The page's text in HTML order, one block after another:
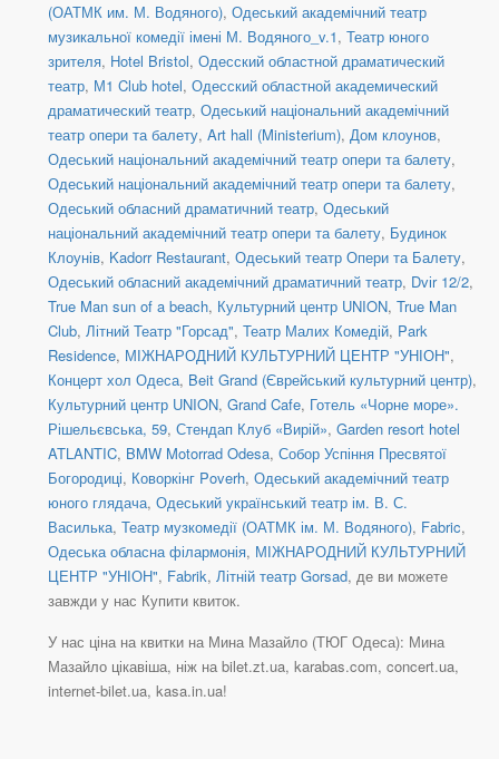
(ОАТМК им. М. Водяного), Одеський академічний театр
музикальної комедії імені М. Водяного_v.1, Театр юного
зрителя, Hotel Bristol, Одесский областной драматический
театр, М1 Club hotel, Одесский областной академический
драматический театр, Одеський національний академічний
театр опери та балету, Art hall (Ministerium), Дом клоунов,
Одеський національний академічний театр опери та балету,
Одеський національний академічний театр опери та балету,
Одеський обласний драматичний театр, Одеський
національний академічний театр опери та балету, Будинок
Клоунів, Kadorr Restaurant, Одеський театр Опери та Балету,
Одеський обласний академічний драматичний театр, Dvіr 12/2,
True Man sun of a beach, Культурний центр UNION, True Man
Club, Літний Театр "Горсад", Театр Малих Комедій, Park
Residence, МІЖНАРОДНИЙ КУЛЬТУРНИЙ ЦЕНТР "УНІОН",
Концерт хол Одеса, Beit Grand (Єврейський культурний центр),
Культурний центр UNION, Grand Cafe, Готель «Чорне море».
Рішельєвська, 59, Стендап Клуб «Вирій», Garden resort hotel
ATLANTIC, BMW Motorrad Odesa, Собор Успіння Пресвятої
Богородиці, Коворкінг Poverh, Одеський академічний театр
юного глядача, Одеський український театр ім. В. С.
Василька, Театр музкомедії (ОАТМК ім. М. Водяного), Fabric,
Одеська обласна філармонія, МІЖНАРОДНИЙ КУЛЬТУРНИЙ
ЦЕНТР "УНІОН", Fabrik, Літній театр Gorsad, де ви можете
завжди у нас Купити квиток.
У нас ціна на квитки на Мина Мазайло (ТЮГ Одеса): Мина
Мазайло цікавіша, ніж на bilet.zt.ua, karabas.com, concert.ua,
internet-bilet.ua, kasa.in.ua!